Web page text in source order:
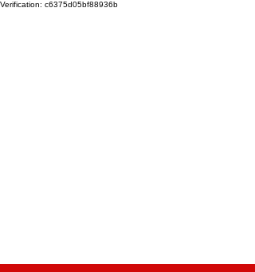
Verification: c6375d05bf88936b